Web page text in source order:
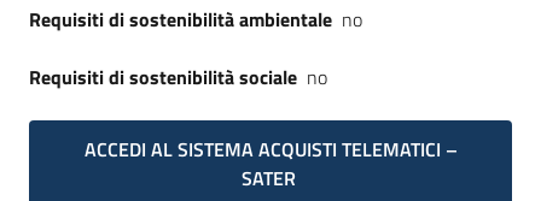
Requisiti di sostenibilità ambientale no
Requisiti di sostenibilità sociale no
ACCEDI AL SISTEMA ACQUISTI TELEMATICI –
SATER